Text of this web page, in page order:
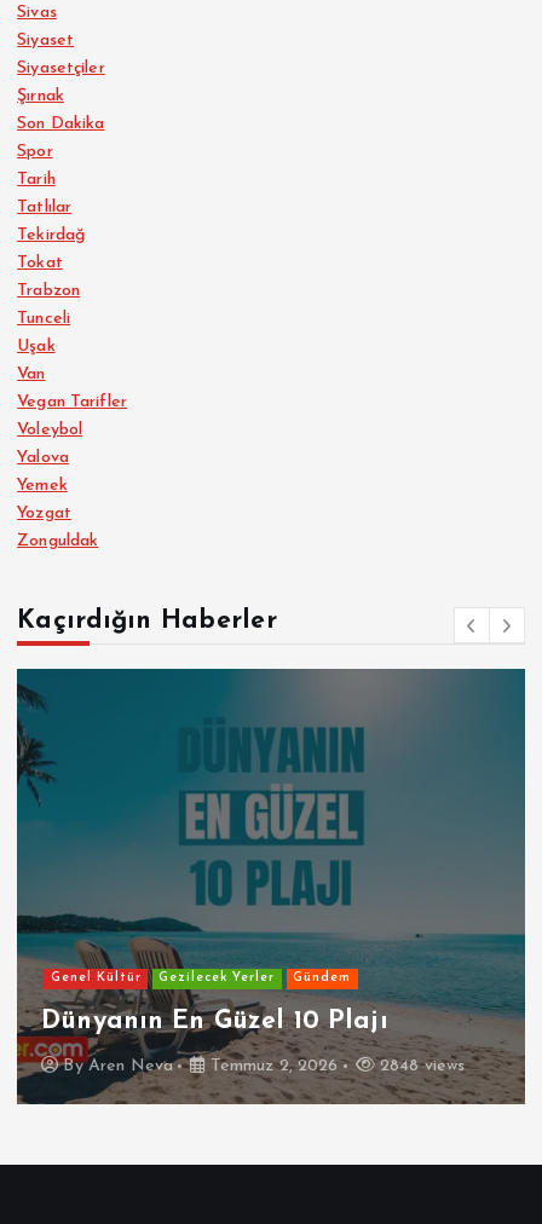
Sivas
Siyaset
Siyasetçiler
Şırnak
Son Dakika
Spor
Tarih
Tatlılar
Tekirdağ
Tokat
Trabzon
Tunceli
Uşak
Van
Vegan Tarifler
Voleybol
Yalova
Yemek
Yozgat
Zonguldak
Kaçırdığın Haberler
Genel Kültür Gezilecek Yerler Gündem
Dünyanın En Güzel 10 Plajı
ByAren Neva Temmuz 2, 2026 2848 views